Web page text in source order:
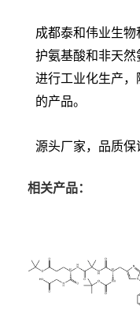
成都泰和伟业生物
护氨基酸和非天
进行工业化生产
的产品。
源头厂家，品质保
相关产品：